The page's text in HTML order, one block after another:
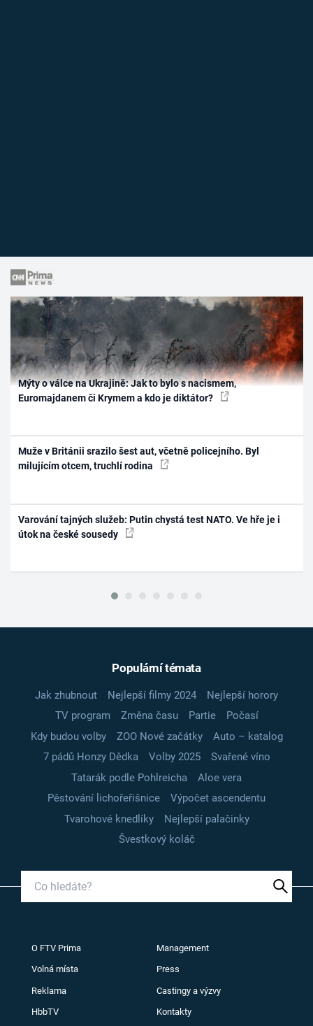
Mýty o válce na Ukrajině: Jak to bylo s nacismem,
Euromajdanem či Krymem a kdo je diktátor?
Muže v Británii srazilo šest aut, včetně policejního. Byl
milujícím otcem, truchlí rodina
Varování tajných služeb: Putin chystá test NATO. Ve hře je i
útok na české sousedy
Populární témata
Jak zhubnout Nejlepší filmy 2024
Nejlepší horory
TV program
Změna času Partie
Počasí
Kdy budou volby
ZOO Nové začátky
Auto – katalog
7 pádů Honzy Dědka
Volby 2025
Svařené víno
Tatarák podle Pohlreicha
Aloe vera
Pěstování lichořeřišnice
Výpočet ascendentu
Tvarohové knedlíky
Nejlepší palačinky
Švestkový koláč
O FTV Prima Management
Volná místa Press
Reklama Castingy a výzvy
HbbTV Kontakty